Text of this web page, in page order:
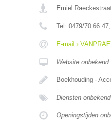
Emiel
Tel: 0479/70.66.47
E-mail ›
Website onbekend
Boekhouding -
Diensten onbekend
Openingstijden